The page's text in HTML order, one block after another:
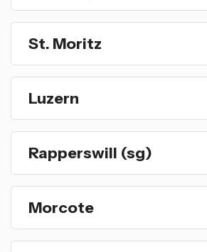
St. Moritz
Luzern
Rapperswill (sg)
Morcote